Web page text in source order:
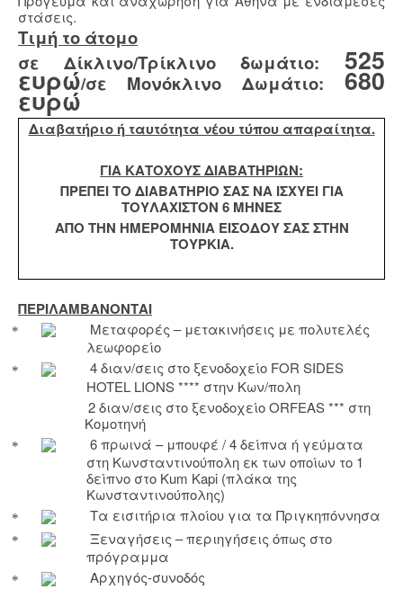
στάσεις.
Τιμή το άτομο
σε Δίκλινο/Τρίκλινο δωμάτιο: 525
ευρώ/σε Μονόκλινο Δωμάτιο: 680
ευρώ
Διαβατήριο ή ταυτότητα νέου τύπου απαραίτητα.
ΓΙΑ ΚΑΤΟΧΟΥΣ ΔΙΑΒΑΤΗΡΙΩΝ:
ΠΡΕΠΕΙ ΤΟ ΔΙΑΒΑΤΗΡΙΟ ΣΑΣ ΝΑ ΙΣΧΥΕΙ ΓΙΑ
ΤΟΥΛΑΧΙΣΤΟΝ 6 ΜΗΝΕΣ
ΑΠΟ ΤΗΝ ΗΜΕΡΟΜΗΝΙΑ ΕΙΣΟΔΟΥ ΣΑΣ ΣΤΗΝ
ΤΟΥΡΚΙΑ.
ΠΕΡΙΛΑΜΒΑΝΟΝΤΑΙ
Μεταφορές – μετακινήσεις με πολυτελές
λεωφορείο
4 διαν/σεις στο ξενοδοχείο FOR SIDES
HOTEL LIONS**** στην Κων/πολη
2 διαν/σεις στο ξενοδοχείοORFEAS*** στη
Κομοτηνή
6 πρωινά – μπουφέ / 4 δείπνα ή γεύματα
στη Κωνσταντινούπολη εκ των οποίων το 1
δείπνο στo Kum Kapi(πλάκα της
Κωνσταντινούπολης)
Τα εισιτήρια πλοίου για τα Πριγκηπόννησα
Ξεναγήσεις – περιηγήσεις όπως στο
πρόγραμμα
Αρχηγός-συνοδός